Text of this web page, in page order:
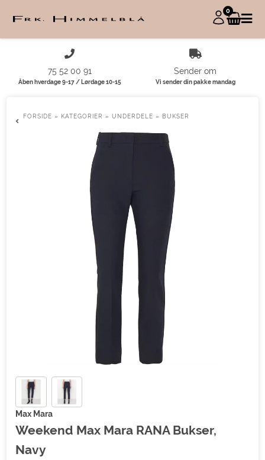
0
75 52 00 91
Åben hverdage 9-17 / Lørdage 10-15
Sender om
Vi sender din pakke mandag
FORSIDE » KATEGORIER »UNDERDELE » BUKSER
Max Mara
Weekend Max Mara RANA Bukser,
Navy